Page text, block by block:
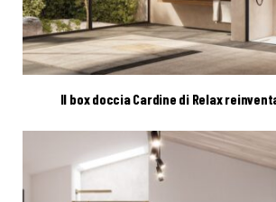
Il box doccia Cardine di Relax